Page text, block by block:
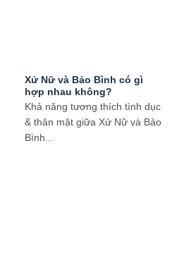
Xử Nữ và Bảo Bình có gì
hợp nhau không?
Khả năng tương thích tình dục
& thân mật giữa Xử Nữ và Bảo
Bình...